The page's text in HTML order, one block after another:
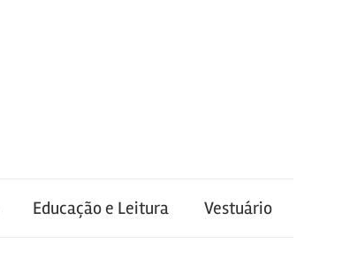
Educação e Leitura Vestuário